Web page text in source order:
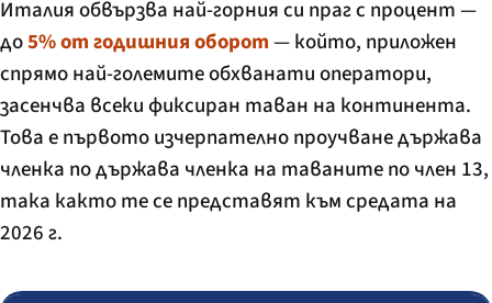
Италия обвързва най-горния си праг с процент —
до5% от годишния оборот— който, приложен
спрямо най-големите обхванати оператори,
засенчва всеки фиксиран таван на континента.
Това е първото изчерпателно проучване държава
членка по държава членка на таваните по член 13,
така както те се представят към средата на
2026 г.